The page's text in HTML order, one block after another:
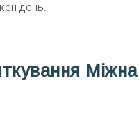
день.